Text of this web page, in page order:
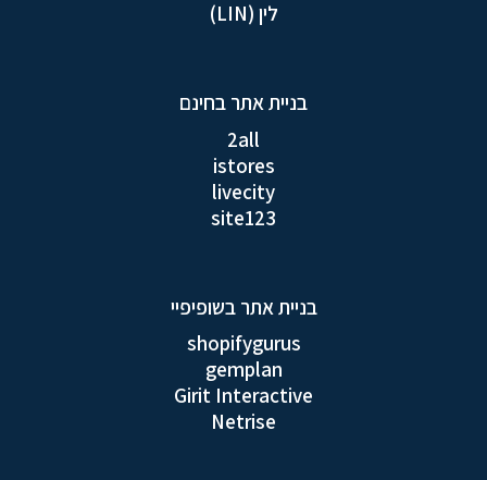
לין (LIN)
בניית אתר בחינם
2all
istores
livecity
site123
בניית אתר בשופיפיי
shopifygurus
gemplan
Girit Interactive
Netrise